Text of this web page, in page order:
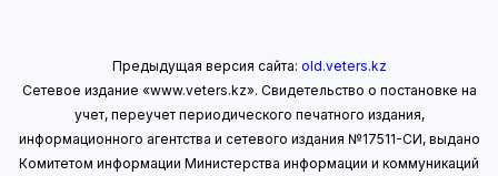
Предыдущая версия сайта: old.veters.kz
Сетевое издание «www.veters.kz». Свидетельство о постановке на
учет, переучет периодического печатного издания,
информационного агентства и сетевого издания №17511-СИ, выдано
Комитетом информации Министерства информации и коммуникаций